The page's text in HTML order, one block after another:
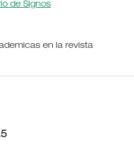
de Signos
en la revista